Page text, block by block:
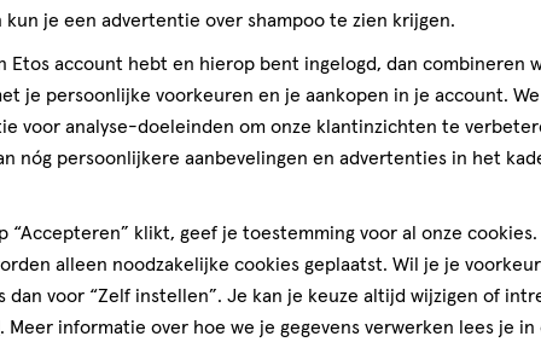
2e artikel
40%
korting
aan
verlanglijst
kun je een advertentie over shampoo te zien krijgen.
Etos account hebt en hierop bent ingelogd, dan combineren
je persoonlijke voorkeuren en je aankopen in je account.
voor analyse-doeleinden om onze klantinzichten te
nóg persoonlijkere aanbevelingen en advertenties in het
“Accepteren” klikt, geef je toestemming voor al onze cookies.
alleen noodzakelijke cookies geplaatst. Wil je je
dan voor “Zelf instellen”. Je kan je keuze altijd wijzigen of
. Meer informatie over hoe we je gegevens verwerken lees je in